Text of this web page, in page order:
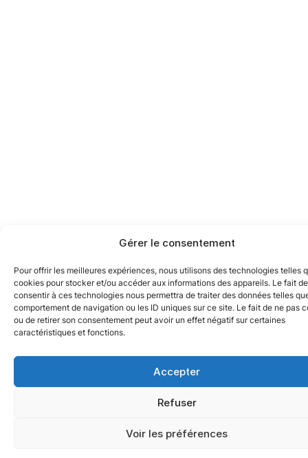
Gérer le consentement
Pour offrir les meilleures expériences, nous utilisons des technologies telles
cookies pour stocker et/ou accéder aux informations des appareils. Le fait de
consentir à ces technologies nous permettra de traiter des données telles
comportement de navigation ou les ID uniques sur ce site. Le fait de ne pas
ou de retirer son consentement peut avoir un effet négatif sur certaines
caractéristiques et fonctions.
Accepter
Refuser
Voir les préférences